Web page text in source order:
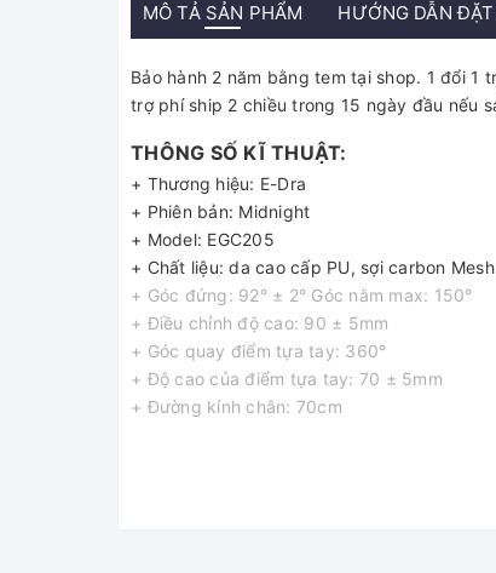
MÔ TẢ SẢN PHẨM HƯỚNG DẪN
Bảo hành 2 năm bằng tem tại shop. 1 đổi
trợ phí ship 2 chiều trong 15 ngày đầu nếu
THÔNG SỐ KĨ THUẬT:
+ Thương hiệu: E-Dra
+ Phiên bản: Midnight
+ Model: EGC205
+ Chất liệu: da cao cấp PU, sợi carbon
+ Góc đứng: 92° ± 2° Góc nằm max: 150°
+ Điều chỉnh độ cao: 90 ± 5mm
+ Góc quay điểm tựa tay: 360°
+ Độ cao của điểm tựa tay: 70 ± 5mm
+ Đường kính chân: 70cm